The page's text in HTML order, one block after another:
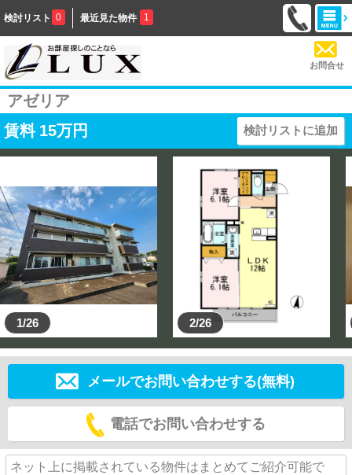
検討リスト 0 最近見た物件 1
お問合せ
アゼリア
賃料 15万円 検討リストに追加
1/26 2/26
メールでお問い合わせする(無料)
電話でお問い合わせする
ネット上に掲載されている物件はまとめてご紹介可能で